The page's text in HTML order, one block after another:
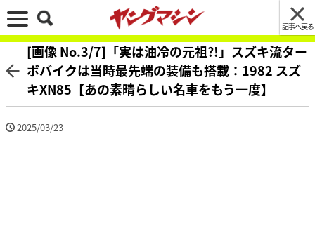
記事へ戻る
[画像 No.3/7]「実は油冷の元祖?!」スズキ流ター
ボバイクは当時最先端の装備も搭載：1982 スズ
キXN85【あの素晴らしい名車をもう一度】
2025/03/23